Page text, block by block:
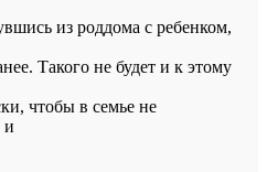
из роддома с ребенком,
Такого не будет и к этому
чтобы в семье не
и